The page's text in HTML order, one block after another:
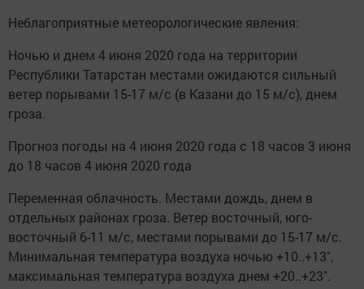
Неблагоприятные метеорологические явления:
Ночью и днем 4 июня 2020 года на территории
Республики Татарстан местами ожидаются сильный
ветер порывами 15-17 м/с (в Казани до 15 м/с), днем
гроза.
Прогноз погоды на 4 июня 2020 года с 18 часов 3 июня
до 18 часов 4 июня 2020 года
Переменная облачность. Местами дождь, днем в
отдельных районах гроза. Ветер восточный, юго-
восточный 6-11 м/с, местами порывами до 15-17 м/с.
Минимальная температура воздуха ночью +10..+13˚,
максимальная температура воздуха днем +20..+23˚.